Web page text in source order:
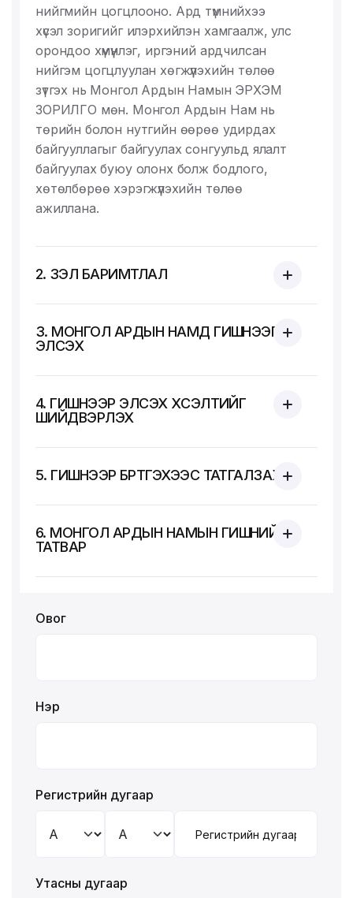
нийгмийн цогцлооно. Ард түмнийхээ
хүсэл зоригийг илэрхийлэн хамгаалж, улс
орондоо хүмүүнлэг, иргэний ардчилсан
нийгэм цогцлуулан хөгжүүлэхийн төлөө
зүтгэх нь Монгол Ардын Намын ЭРХЭМ
ЗОРИЛГО мөн. Монгол Ардын Нам нь
төрийн болон нутгийн өөрөө удирдах
байгууллагыг байгуулах сонгуульд ялалт
байгуулах буюу олонх болж бодлого,
хөтөлбөрөө хэрэгжүүлэхийн төлөө
ажиллана.
2. ҮЗЭЛ БАРИМТЛАЛ
3. МОНГОЛ АРДЫН НАМД ГИШҮҮНЭЭР
ЭЛСЭХ
4. ГИШҮҮНЭЭР ЭЛСЭХ ХҮСЭЛТИЙГ
ШИЙДВЭРЛЭХ
5. ГИШҮҮНЭЭР БҮРТГЭХЭЭС ТАТГАЛЗАХ
6. МОНГОЛ АРДЫН НАМЫН ГИШҮҮНИЙ
ТАТВАР
Овог
Нэр
Регистрийн дугаар
Утасны дугаар